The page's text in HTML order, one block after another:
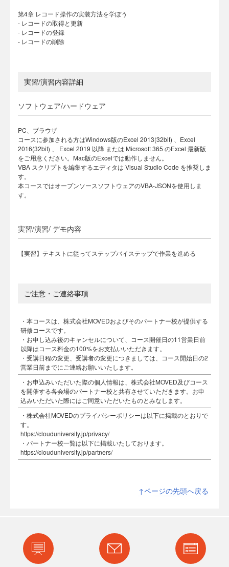
第4章 レコード操作の実装方法を学ぼう
- レコードの取得と更新
- レコードの登録
- レコードの削除
実習/演習内容詳細
ソフトウェア/ハードウェア
PC、ブラウザ
コースに参加される方はWindows版のExcel 2013(32bit) 、Excel
2016(32bit) 、 Excel 2019 以降 または Microsoft 365 のExcel 最新版
をご用意ください。Mac版のExcelでは動作しません。
VBA スクリプトを編集するエディタは Visual Studio Code を推奨しま
す。
本コースではオープンソースソフトウェアのVBA-JSONを使用しま
す。
実習/演習/ デモ内容
【実習】テキストに従ってステップバイステップで作業を進める
ご注意・ご連絡事項
・本コースは、株式会社MOVEDおよびそのパートナー校が提供する
研修コースです。
・お申し込み後のキャンセルについて、コース開催日の11営業日前
以降はコース料金の100%をお支払いいただきます。
・受講日程の変更、受講者の変更につきましては、コース開始日の2
営業日前までにご連絡お願いいたします。
・お申込みいただいた際の個人情報は、株式会社MOVED及びコース
を開催する各会場のパートナー校と共有させていただきます。お申
込みいただいた際にはご同意いただいたものとみなします。
・株式会社MOVEDのプライバシーポリシーは以下に掲載のとおりで
す。
https://clouduniversity.jp/privacy/
・パートナー校一覧は以下に掲載いたしております。
https://clouduniversity.jp/partners/
↑ページの先頭へ戻る